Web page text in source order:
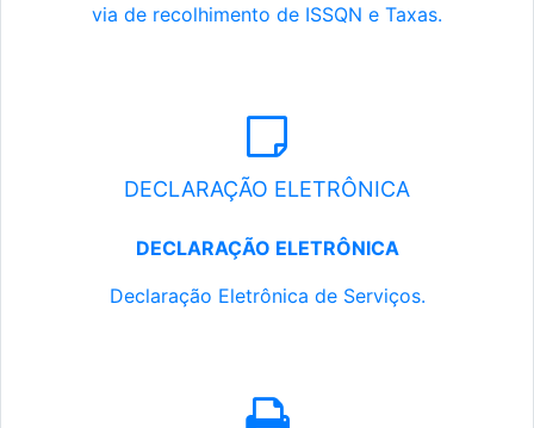
via de recolhimento de ISSQN e Taxas.
DECLARAÇÃO ELETRÔNICA
DECLARAÇÃO ELETRÔNICA
Declaração Eletrônica de Serviços.